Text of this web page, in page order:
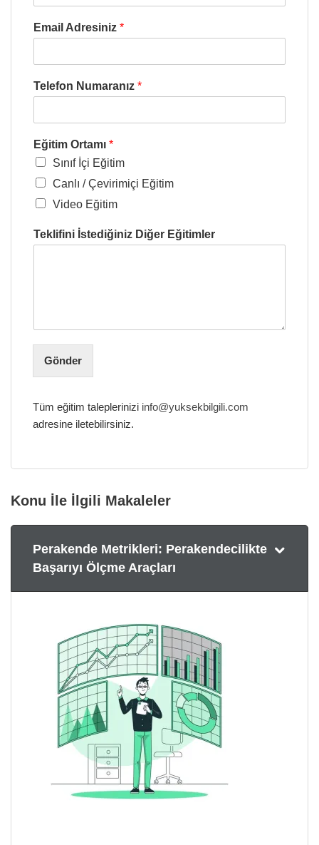
Email Adresiniz *
Telefon Numaranız *
Eğitim Ortamı *
Sınıf İçi Eğitim
Canlı / Çevirimiçi Eğitim
Video Eğitim
Teklifini İstediğiniz Diğer Eğitimler
Gönder
Tüm eğitim taleplerinizi info@yuksekbilgili.com
adresine iletebilirsiniz.
Konu İle İlgili Makaleler
Perakende Metrikleri: Perakendecilikte
Başarıyı Ölçme Araçları